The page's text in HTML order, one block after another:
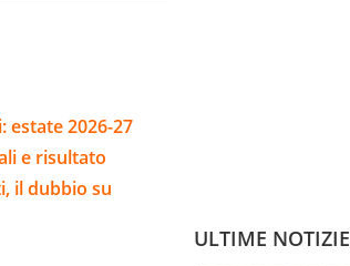
estate 2026-27
e risultato
il dubbio su
ULTIME NOTIZIE